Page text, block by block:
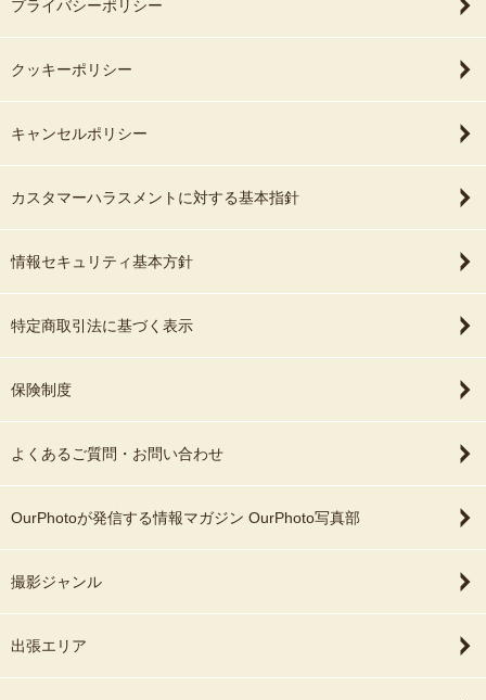
プライバシーポリシー
クッキーポリシー
キャンセルポリシー
カスタマーハラスメントに対する基本指針
情報セキュリティ基本方針
特定商取引法に基づく表示
保険制度
よくあるご質問・お問い合わせ
OurPhotoが発信する情報マガジン OurPhoto写真部
撮影ジャンル
出張エリア